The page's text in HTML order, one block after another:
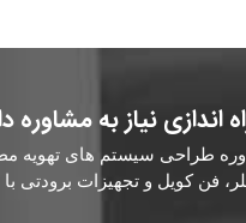
اندازی نیاز به مشاوره
طراحی سیستم های تهویه
فن کویل و تجهیزات برودتی